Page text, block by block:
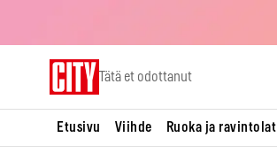
Tätä et odottanut
Etusivu Viihde Ruoka ja ravintolat